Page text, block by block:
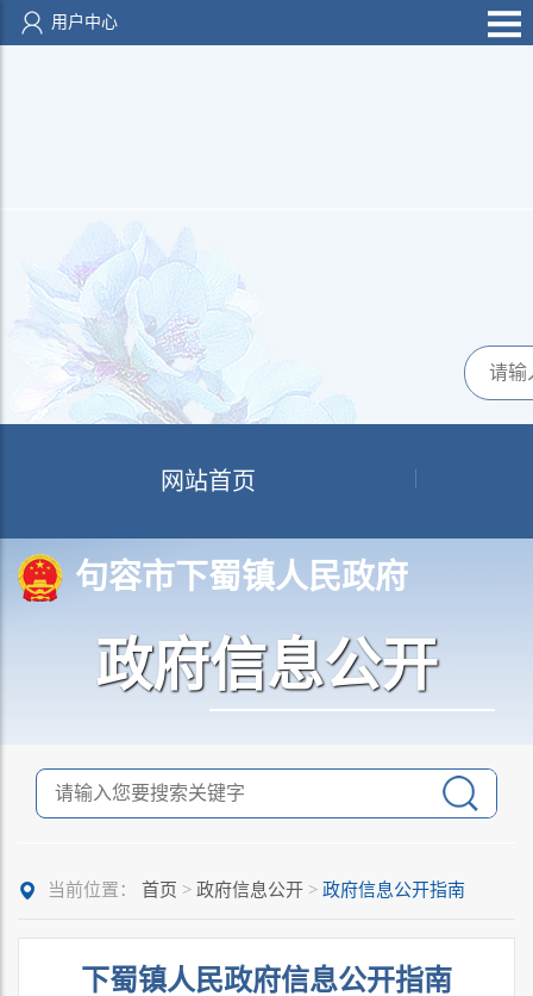
用户中心
网站首页
句容市下蜀镇人民政府
政府信息公开
当前位置： 首页 > 政府信息公开 > 政府信息公开指南
下蜀镇人民政府信息公开指南